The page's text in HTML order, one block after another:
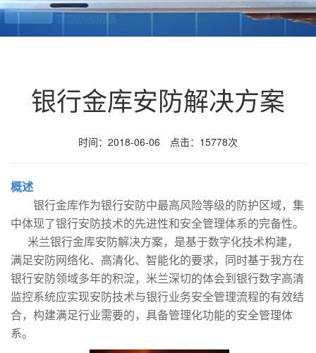
银行金库安防解决方案
时间：2018-06-06 点击：15778次
概述
银行金库作为银行安防中最高风险等级的防护区域，集
中体现了银行安防技术的先进性和安全管理体系的完备性。
米兰银行金库安防解决方案，是基于数字化技术构建，
满足安防网络化、高清化、智能化的要求，同时基于我方在
银行安防领域多年的积淀，米兰深切的体会到银行数字高清
监控系统应实现安防技术与银行业务安全管理流程的有效结
合，构建满足行业需要的，具备管理化功能的安全管理体
系。